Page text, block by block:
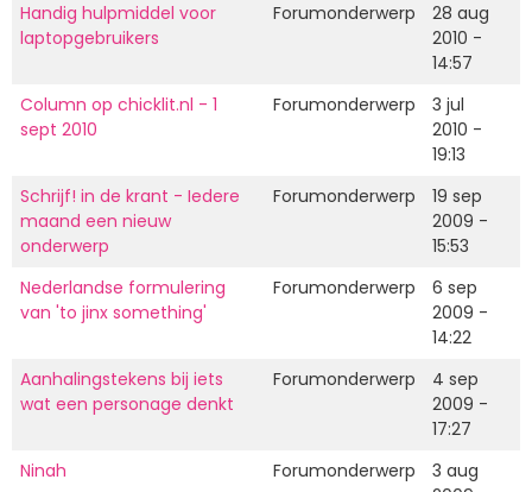
Handig hulpmiddel voor
laptopgebruikers
Forumonderwerp
28 aug
2010 -
14:57
Column op chicklit.nl - 1
sept 2010
Forumonderwerp
3 jul
2010 -
19:13
Schrijf! in de krant - Iedere
maand een nieuw
onderwerp
Forumonderwerp
19 sep
2009 -
15:53
Nederlandse formulering
van 'to jinx something'
Forumonderwerp
6 sep
2009 -
14:22
Aanhalingstekens bij iets
wat een personage denkt
Forumonderwerp
4 sep
2009 -
17:27
Ninah
Forumonderwerp
3 aug